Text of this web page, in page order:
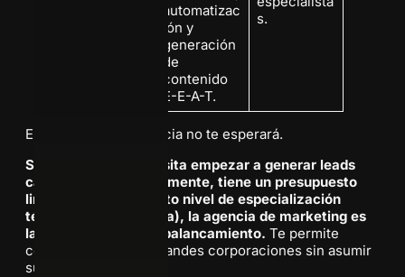
automatizac
ión y
generación
de
contenido
E-E-A-T.
s.
En 2026, la competencia no te esperará.
Si tu PyME B2B necesita empezar a generar leads
calificados inmediatamente, tiene un presupuesto
limitado y exige un alto nivel de especialización
técnica (SEO/IA/Pauta), la agencia de marketing es
la opción de mayor apalancamiento. Te permite
competir a nivel de grandes corporaciones sin asumir
sus costos fijos.